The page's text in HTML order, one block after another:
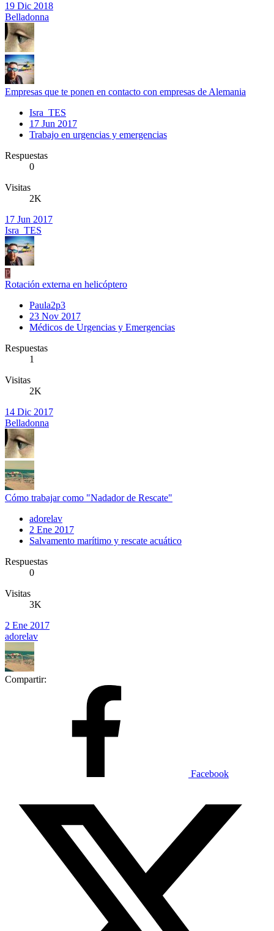
19 Dic 2018
Belladonna
Empresas que te ponen en contacto con empresas de Alemania
Isra_TES
17 Jun 2017
Trabajo en urgencias y emergencias
Respuestas
0
Visitas
2K
17 Jun 2017
Isra_TES
P
Rotación externa en helicóptero
Paula2p3
23 Nov 2017
Médicos de Urgencias y Emergencias
Respuestas
1
Visitas
2K
14 Dic 2017
Belladonna
Cómo trabajar como "Nadador de Rescate"
adorelav
2 Ene 2017
Salvamento marítimo y rescate acuático
Respuestas
0
Visitas
3K
2 Ene 2017
adorelav
Compartir:
Facebook